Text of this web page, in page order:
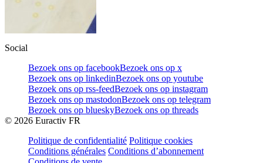
Social
Bezoek ons op facebookBezoek ons op x
Bezoek ons op linkedinBezoek ons op youtube
Bezoek ons op rss-feedBezoek ons op instagram
Bezoek ons op mastodonBezoek ons op telegram
Bezoek ons op blueskyBezoek ons op threads
© 2026 Euractiv FR
Politique de confidentialité Politique cookies
Conditions générales Conditions d’abonnement